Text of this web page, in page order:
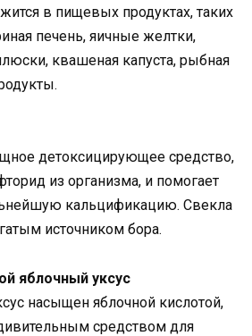
в пищевых продуктах, таких
печень, яичные желтки,
квашеная капуста, рыбная
детоксицирующее средство,
из организма, и помогает
кальцификацию. Свекла
источником бора.
яблочный уксус
насыщен яблочной кислотой,
средством для